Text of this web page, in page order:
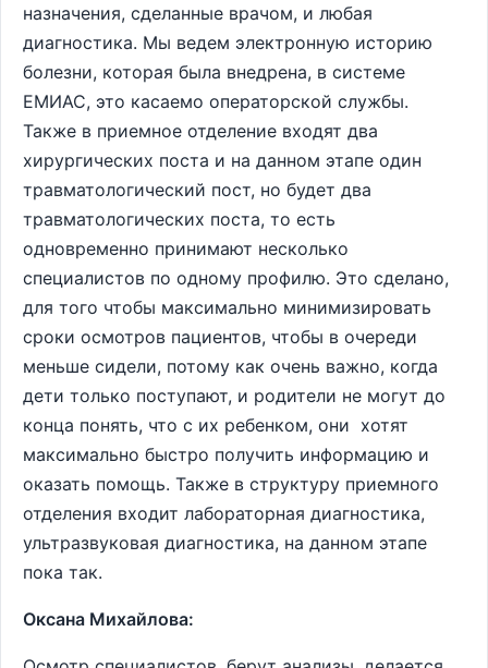
назначения, сделанные врачом, и любая
диагностика. Мы ведем электронную историю
болезни, которая была внедрена, в системе
ЕМИАС, это касаемо операторской службы.
Также в приемное отделение входят два
хирургических поста и на данном этапе один
травматологический пост, но будет два
травматологических поста, то есть
одновременно принимают несколько
специалистов по одному профилю. Это сделано,
для того чтобы максимально минимизировать
сроки осмотров пациентов, чтобы в очереди
меньше сидели, потому как очень важно, когда
дети только поступают, и родители не могут до
конца понять, что с их ребенком, они хотят
максимально быстро получить информацию и
оказать помощь. Также в структуру приемного
отделения входит лабораторная диагностика,
ультразвуковая диагностика, на данном этапе
пока так.
Оксана Михайлова: